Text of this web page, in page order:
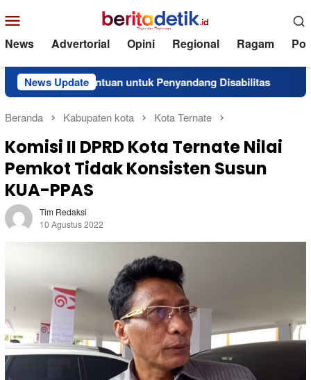
ke
kontenMobile
News Advertorial Opini Regional Ragam
News Update
Bantuan untuk Penyandang Disabilitas
Beranda Kabupaten kota Kota Ternate
Komisi II DPRD Kota Ternate Nilai
Pemkot Tidak Konsisten Susun
KUA-PPAS
Tim Redaksi
10 Agustus 2022